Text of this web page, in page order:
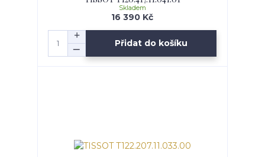
16 390 Kč
Skladem
Přidat do košíku